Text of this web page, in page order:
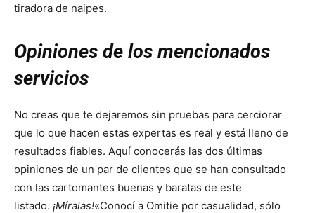
tiradora de naipes.
Opiniones de los mencionados
servicios
No creas que te dejaremos sin pruebas para cerciorar
que lo que hacen estas expertas es real y está lleno de
resultados fiables. Aquí conocerás las dos últimas
opiniones de un par de clientes que se han consultado
con las cartomantes buenas y baratas de este
listado. ¡Míralas!«Conocí a Omitie por casualidad, sólo